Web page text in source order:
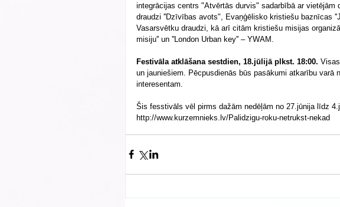
integrācijas centrs "Atvērtās durvis" sadarbībā ar vietējām
draudzi ''Dzīvības avots", Evaņģēlisko kristiešu baznīcas
Vasarsvētku draudzi, kā arī citām kristiešu misijas
misiju'' un ''London Urban key'' – YWAM.
Festivāla atklāšana sestdien, 18.jūlijā plkst. 18:00.
un jauniešiem. Pēcpusdienās būs pasākumi atkarību varā
interesentam.
Šis fesstivāls vēl pirms dažām nedēļām no 27.jūnija līdz
http://www.kurzemnieks.lv/Palidzigu-roku-netrukst-nekad